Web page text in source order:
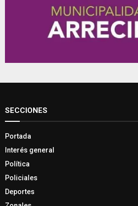
SECCIONES
Portada
Interés general
Política
Policiales
Deportes